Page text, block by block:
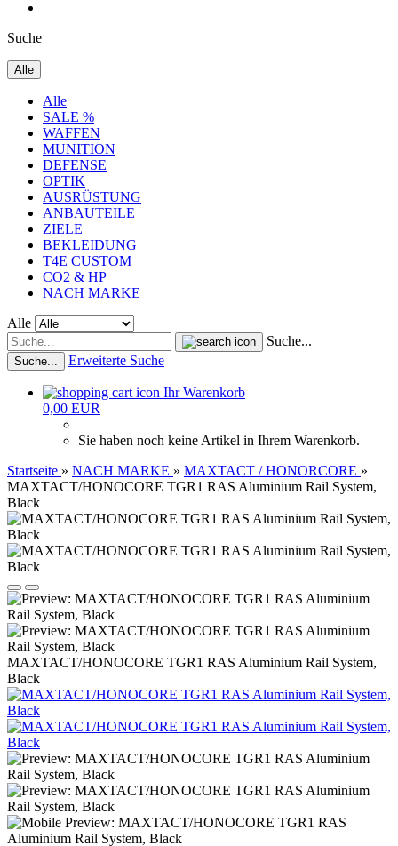
Suche
Alle
Alle
SALE %
WAFFEN
MUNITION
DEFENSE
OPTIK
AUSRÜSTUNG
ANBAUTEILE
ZIELE
BEKLEIDUNG
T4E CUSTOM
CO2 & HP
NACH MARKE
Alle
Suche...
Suche... Erweiterte Suche
Ihr Warenkorb
0,00 EUR
Sie haben noch keine Artikel in Ihrem Warenkorb.
Startseite » NACH MARKE » MAXTACT / HONORCORE »
MAXTACT/HONOCORE TGR1 RAS Aluminium Rail System,
Black
MAXTACT/HONOCORE TGR1 RAS Aluminium Rail System,
Black